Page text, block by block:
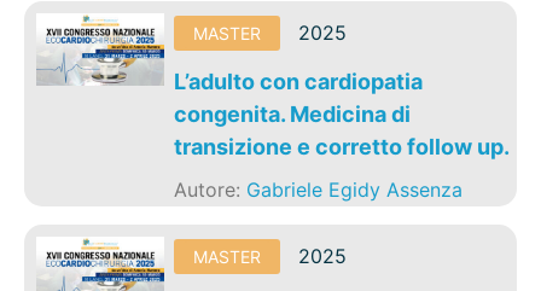
MASTER 2025
L’adulto con cardiopatia
congenita. Medicina di
transizione e corretto follow up.
Autore: Gabriele Egidy Assenza
MASTER 2025